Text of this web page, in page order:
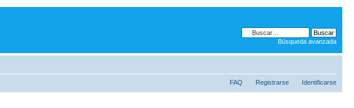
Búsqueda avanzada
FAQ Registrarse Identificarse